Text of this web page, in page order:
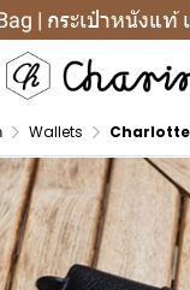
| กระเป๋าหนังแท้
Wallets Charlotte